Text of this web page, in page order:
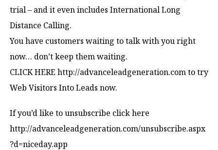
trial – and it even includes International Long
Distance Calling.
You have customers waiting to talk with you right
now… don’t keep them waiting.
CLICK HERE http://advanceleadgeneration.com to try
Web Visitors Into Leads now.
If you’d like to unsubscribe click here
http://advanceleadgeneration.com/unsubscribe.aspx
?d=niceday.app